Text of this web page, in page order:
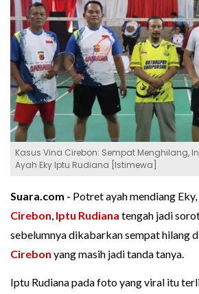
Kasus Vina Cirebon: Sempat Menghilang,
Ayah Eky Iptu Rudiana [Istimewa]
Suara.com - Potret ayah mendiang
Cirebon, Iptu Rudiana tengah jadi
sebelumnya dikabarkan sempat hilang
Cirebon yang masih jadi tanda tanya.
Iptu Rudiana pada foto yang viral itu